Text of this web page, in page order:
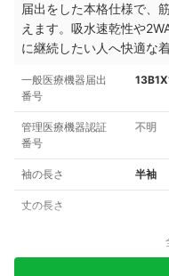
届出をした本格仕様で、
えます。吸水速乾性や
に継続したい人へ快適な
一般医療機器届出
番号
管理医療機器認証
番号
不明
袖の長さ 半袖
丈の長さ